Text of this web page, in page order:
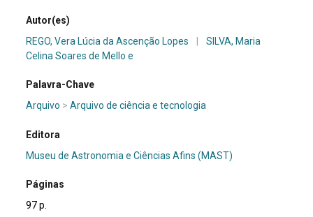
Autor(es)
REGO, Vera Lúcia da Ascenção Lopes
SILVA, Maria
Celina Soares de Mello e
Palavra-Chave
Arquivo >Arquivo de ciência e tecnologia
Editora
Museu de Astronomia e Ciências Afins (MAST)
Páginas
97 p.